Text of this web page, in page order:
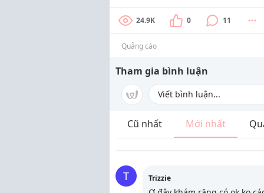
24.9K 0 11
Quảng cáo
Tham gia bình luận
Cũ nhất Mới nhất
T Trizzie